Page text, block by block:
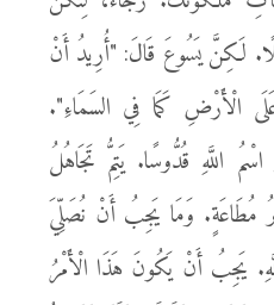
لَكِنَّ يَسُوعَ قَالَ: "أُرِيدُ أَنْ
الْأَرْضِ كَمَا فِي السَمَاءِ".
اللَّهِ قُدُّوسًا. يَتِمُّ تَجَاهُلُ
مُطَاعَةٍ. وَمَا يَجِبُ أَنْ نُصَلِّيَ
يَجِبُ أَنْ يَكُونَ هَذَا الْأَمْرُ